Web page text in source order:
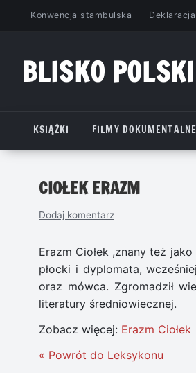
PrzejdźKonwencja stambulska
BLISKO POLSKI
KSIĄŻKI
FILMY DOKUMENTALNE
CIOŁEK ERAZM
Dodaj komentarz
Erazm Ciołek ,znany też
płocki i dyplomata,
oraz mówca. Zgromadził
literatury średniowiecznej.
Zobacz więcej: Erazm Ciołek
« Powrót do Leksykonu